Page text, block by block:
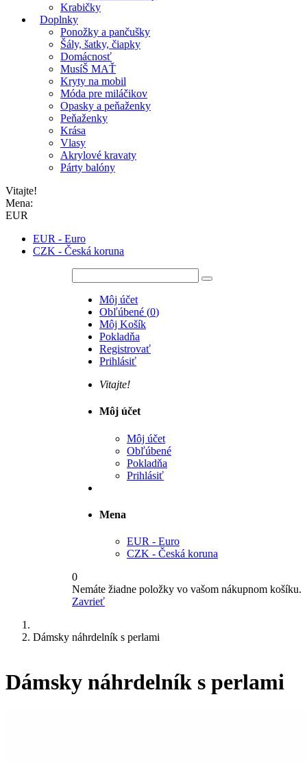
Krabičky
Doplnky
Ponožky a pančušky
Šály, šatky, čiapky
Domácnosť
MusíŠ MAŤ
Kryty na mobil
Móda pre miláčikov
Opasky a peňaženky
Peňaženky
Krása
Vlasy
Akrylové kravaty
Párty balóny
Vitajte!
Mena:
EUR
EUR - Euro
CZK - Česká koruna
Môj účet
Obľúbené (0)
Môj Košík
Pokladňa
Registrovať
Prihlásiť
Vitajte!
Môj účet
Môj účet
Obľúbené
Pokladňa
Prihlásiť
Mena
EUR - Euro
CZK - Česká koruna
0
Nemáte žiadne položky vo vašom nákupnom košíku.
Zavrieť
Dámsky náhrdelník s perlami
Dámsky náhrdelník s perlami